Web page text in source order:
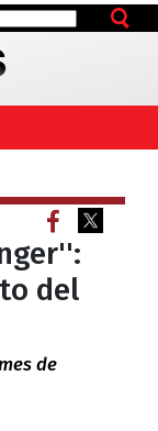
del
de